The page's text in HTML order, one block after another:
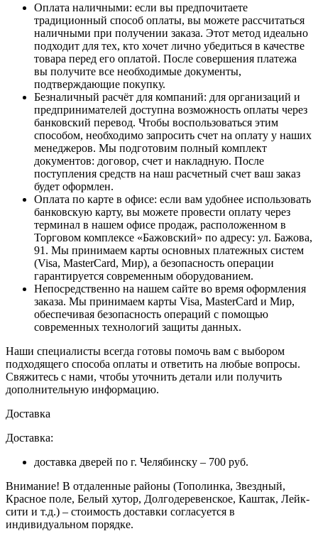
Оплата наличными: если вы предпочитаете
традиционный способ оплаты, вы можете рассчитаться
наличными при получении заказа. Этот метод идеально
подходит для тех, кто хочет лично убедиться в качестве
товара перед его оплатой. После совершения платежа
вы получите все необходимые документы,
подтверждающие покупку.
Безналичный расчёт для компаний: для организаций и
предпринимателей доступна возможность оплаты через
банковский перевод. Чтобы воспользоваться этим
способом, необходимо запросить счет на оплату у наших
менеджеров. Мы подготовим полный комплект
документов: договор, счет и накладную. После
поступления средств на наш расчетный счет ваш заказ
будет оформлен.
Оплата по карте в офисе: если вам удобнее использовать
банковскую карту, вы можете провести оплату через
терминал в нашем офисе продаж, расположенном в
Торговом комплексе «Бажовский» по адресу: ул. Бажова,
91. Мы принимаем карты основных платежных систем
(Visa, MasterCard, Мир), а безопасность операции
гарантируется современным оборудованием.
Непосредственно на нашем сайте во время оформления
заказа. Мы принимаем карты Visa, MasterCard и Мир,
обеспечивая безопасность операций с помощью
современных технологий защиты данных.
Наши специалисты всегда готовы помочь вам с выбором
подходящего способа оплаты и ответить на любые вопросы.
Свяжитесь с нами, чтобы уточнить детали или получить
дополнительную информацию.
Доставка
Доставка:
доставка дверей по г. Челябинску – 700 руб.
Внимание! В отдаленные районы (Тополинка, Звездный,
Красное поле, Белый хутор, Долгодеревенское, Каштак, Лейк-
сити и т.д.) – стоимость доставки согласуется в
индивидуальном порядке.